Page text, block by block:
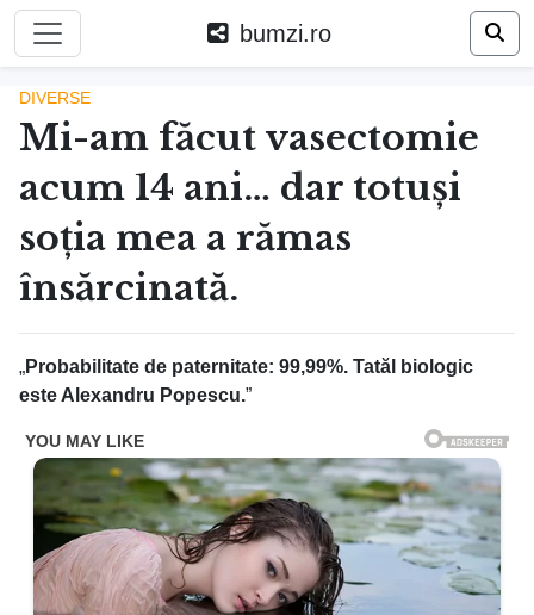
bumzi.ro
DIVERSE
Mi-am făcut vasectomie
acum 14 ani… dar totuși
soția mea a rămas
însărcinată.
„Probabilitate de paternitate: 99,99%. Tatăl biologic
este Alexandru Popescu.”